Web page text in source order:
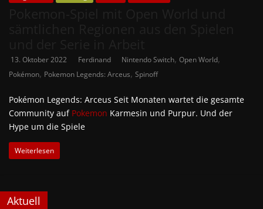
13. Oktober 2022 Ferdinand Nintendo Switch, Open World,
Pokémon, Pokemon Legends: Arceus, Spinoff
Pokémon Legends: Arceus Seit Monaten wartet die gesamte
Community auf Pokemon Karmesin und Purpur. Und der
Hype um die Spiele
Weiterlesen
Aktuell